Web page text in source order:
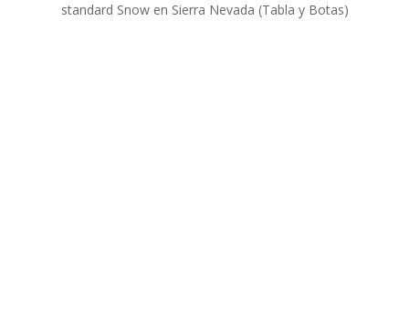
standard Snow en Sierra Nevada (Tabla y Botas)